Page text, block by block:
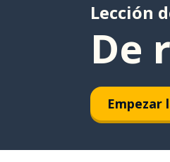
Lección
De
Empezar